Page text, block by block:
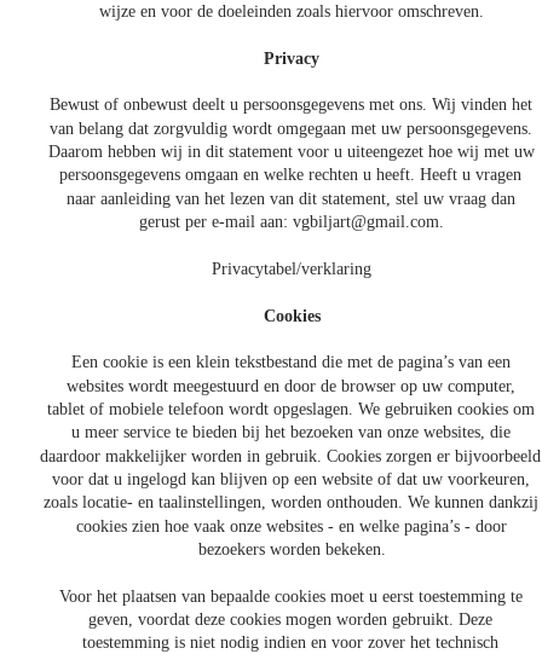
wijze en voor de doeleinden zoals hiervoor omschreven.
Privacy
Bewust of onbewust deelt u persoonsgegevens met ons. Wij vinden het
van belang dat zorgvuldig wordt omgegaan met uw persoonsgegevens.
Daarom hebben wij in dit statement voor u uiteengezet hoe wij met uw
persoonsgegevens omgaan en welke rechten u heeft. Heeft u vragen
naar aanleiding van het lezen van dit statement, stel uw vraag dan
gerust per e-mail aan: vgbiljart@gmail.com.
Privacytabel/verklaring
Cookies
Een cookie is een klein tekstbestand die met de pagina’s van een
websites wordt meegestuurd en door de browser op uw computer,
tablet of mobiele telefoon wordt opgeslagen. We gebruiken cookies om
u meer service te bieden bij het bezoeken van onze websites, die
daardoor makkelijker worden in gebruik. Cookies zorgen er
voor dat u ingelogd kan blijven op een website of dat uw voorkeuren,
zoals locatie- en taalinstellingen, worden onthouden. We kunnen dankzij
cookies zien hoe vaak onze websites - en welke pagina’s - door
bezoekers worden bekeken.
Voor het plaatsen van bepaalde cookies moet u eerst toestemming te
geven, voordat deze cookies mogen worden gebruikt. Deze
toestemming is niet nodig indien en voor zover het technisch